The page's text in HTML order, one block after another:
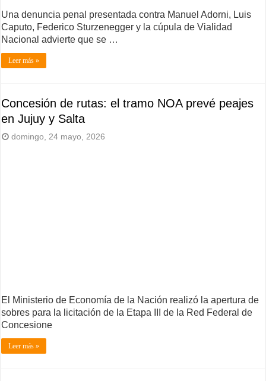
Una denuncia penal presentada contra Manuel Adorni, Luis
Caputo, Federico Sturzenegger y la cúpula de Vialidad
Nacional advierte que se …
Leer más »
Concesión de rutas: el tramo NOA prevé peajes
en Jujuy y Salta
domingo, 24 mayo, 2026
El Ministerio de Economía de la Nación realizó la apertura de
sobres para la licitación de la Etapa III de la Red Federal de
Concesione
Leer más »